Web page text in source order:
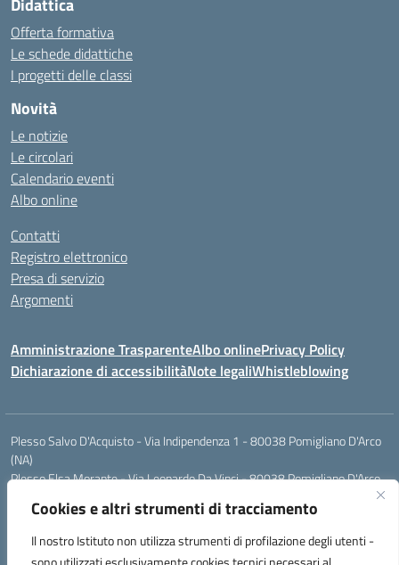
Cookies e altri strumenti di tracciamento
Il nostro Istituto non utilizza strumenti di profilazione degli utenti -
Didattica
Offerta formativa
Le schede didattiche
I progetti delle classi
Novità
Le notizie
Le circolari
Calendario eventi
Albo online
Contatti
Registro elettronico
Presa di servizio
Argomenti
Amministrazione TrasparenteAlbo onlinePrivacy Policy
Dichiarazione di accessibilitàNote legaliWhistleblowing
Plesso Salvo D'Acquisto - Via Indipendenza 1 - 80038 Pomigliano D'Arco
(NA)
Plesso Elsa Morante - Via Leonardo Da Vinci - 80038 Pomigliano D'Arco
Plesso Leone - Via Pascoli - 80038 Pomigliano D'Arco (NA)
Tel.:0813177304 - Mail: naic8g1003@istruzione.it - Pec: